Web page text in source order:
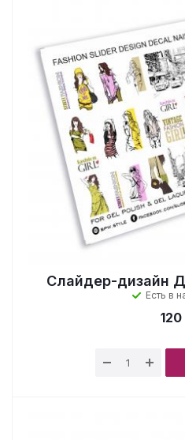
Слайдер-дизайн
Есть в